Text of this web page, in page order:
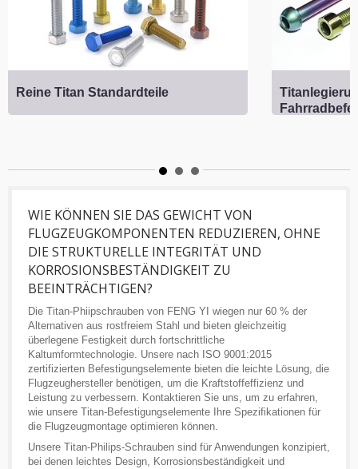
Reine Titan Standardteile
WIE KÖNNEN SIE DAS GEWICHT VON
FLUGZEUGKOMPONENTEN REDUZIEREN, OHNE
DIE STRUKTURELLE INTEGRITÄT UND
KORROSIONSBESTÄNDIGKEIT ZU
BEEINTRÄCHTIGEN?
Die Titan-Phiipschrauben von FENG YI wiegen nur 60 % der
Alternativen aus rostfreiem Stahl und bieten gleichzeitig
überlegene Festigkeit durch fortschrittliche
Kaltumformtechnologie. Unsere nach ISO 9001:2015
zertifizierten Befestigungselemente bieten die leichte Lösung, die
Flugzeughersteller benötigen, um die Kraftstoffeffizienz und
Leistung zu verbessern. Kontaktieren Sie uns, um zu erfahren,
wie unsere Titan-Befestigungselemente Ihre Spezifikationen für
die Flugzeugmontage optimieren können.
Unsere Titan-Philips-Schrauben sind für Anwendungen konzipiert,
bei denen leichtes Design, Korrosionsbeständigkeit und